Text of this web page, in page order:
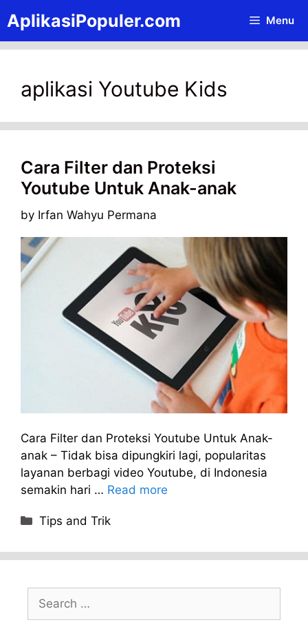
to
content
AplikasiPopuler.com Menu
aplikasi Youtube Kids
Cara Filter dan Proteksi
Youtube Untuk Anak-anak
by Irfan Wahyu Permana
Cara Filter dan Proteksi Youtube Untuk Anak-
anak – Tidak bisa dipungkiri lagi, popularitas
layanan berbagi video Youtube, di Indonesia
semakin hari … Read more
Categories
Tips and Trik
for: